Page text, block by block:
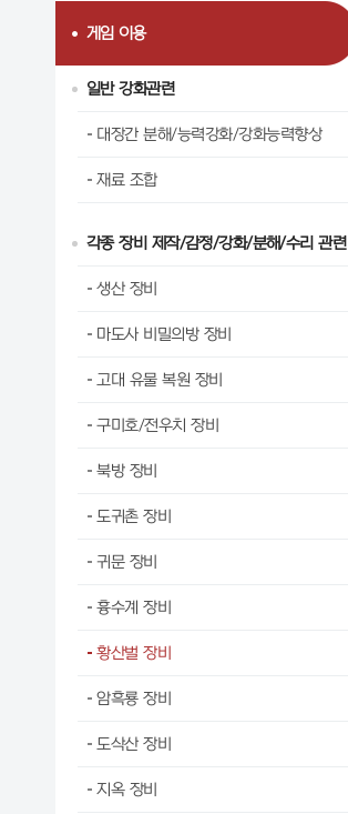
게임 이용
일반 강화관련
대장간 분해/능력강화/강화능력향상
재료 조합
각종 장비 제작/감정/강화/분해/수리 관련
생산 장비
마도사 비밀의방 장비
고대 유물 복원 장비
구미호/전우치 장비
북방 장비
도귀촌 장비
귀문 장비
흉수계 장비
황산벌 장비
암흑룡 장비
도삭산 장비
지옥 장비